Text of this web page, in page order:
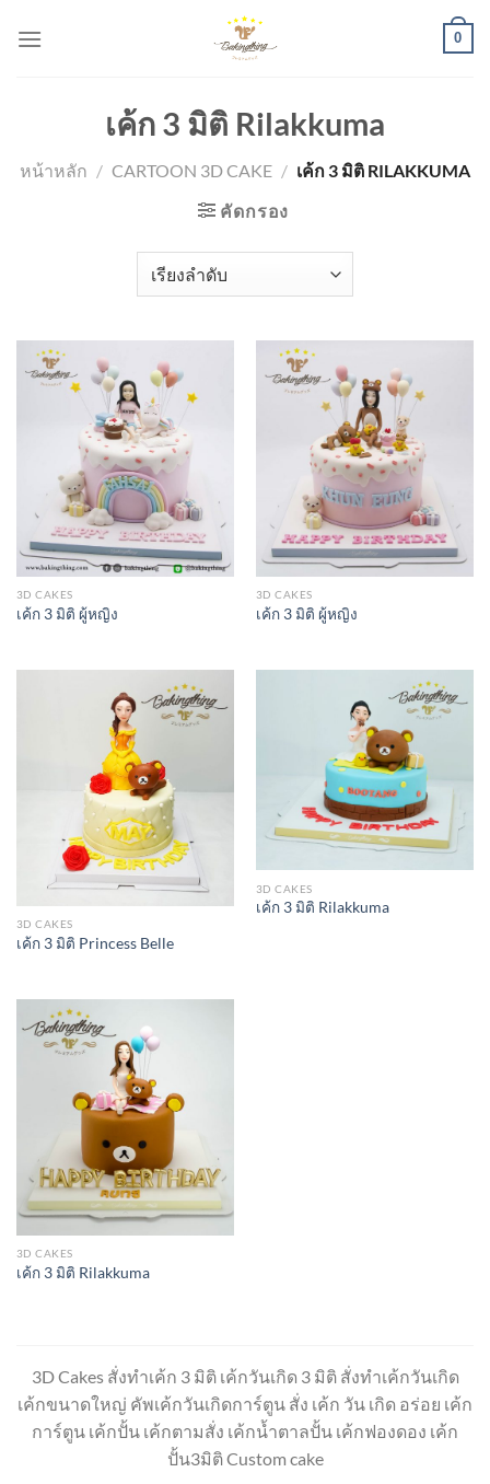
0
เค้ก 3 มิติ Rilakkuma
หน้าหลัก / CARTOON 3D CAKE / เค้ก 3 มิติ RILAKKUMA
คัดกรอง
3D CAKES
เค้ก 3 มิติ ผู้หญิง
3D CAKES
เค้ก 3 มิติ ผู้หญิง
3D CAKES
เค้ก 3 มิติ Princess Belle
3D CAKES
เค้ก 3 มิติ Rilakkuma
3D CAKES
เค้ก 3 มิติ Rilakkuma
3D Cakes สั่งทำเค้ก 3 มิติ เค้กวันเกิด 3 มิติ สั่งทำเค้กวันเกิด
เค้กขนาดใหญ่ คัพเค้กวันเกิดการ์ตูน สั่ง เค้ก วัน เกิด อร่อย เค้ก
การ์ตูน เค้กปั้น เค้กตามสั่ง เค้กน้ำตาลปั้น เค้กฟองดอง เค้ก
ปั้น3มิติ Custom cake